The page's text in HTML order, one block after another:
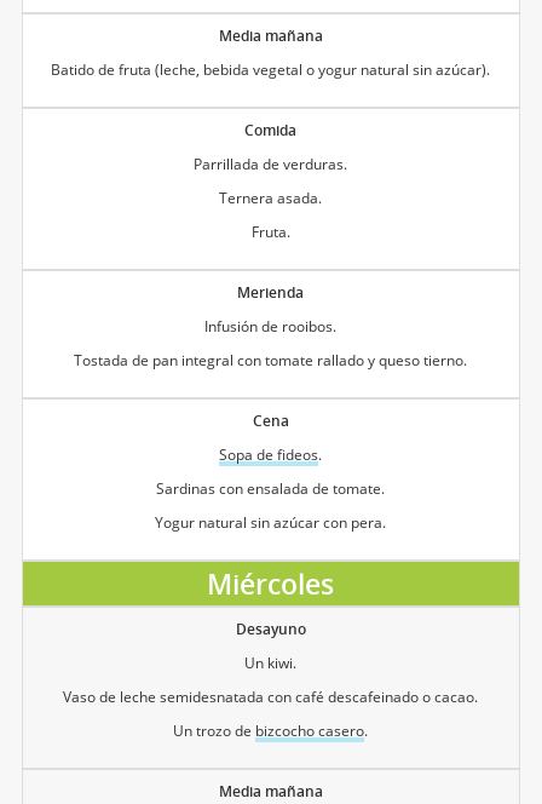
Media mañana
Batido de fruta (leche, bebida vegetal o yogur natural sin azúcar).
Comida
Parrillada de verduras.
Ternera asada.
Fruta.
Merienda
Infusión de rooibos.
Tostada de pan integral con tomate rallado y queso tierno.
Cena
Sopa de fideos.
Sardinas con ensalada de tomate.
Yogur natural sin azúcar con pera.
Miércoles
Desayuno
Un kiwi.
Vaso de leche semidesnatada con café descafeinado o cacao.
Un trozo de bizcocho casero.
Media mañana